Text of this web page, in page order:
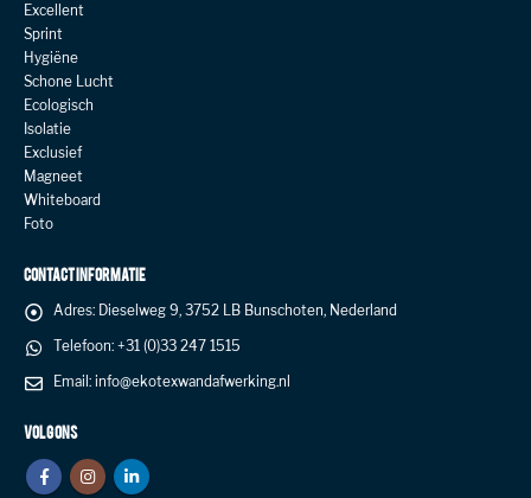
Excellent
Sprint
Hygiëne
Schone Lucht
Ecologisch
Isolatie
Exclusief
Magneet
Whiteboard
Foto
CONTACT INFORMATIE
Adres: Dieselweg 9, 3752 LB Bunschoten, Nederland
Telefoon: +31 (0)33 247 1515
Email: info@ekotexwandafwerking.nl
VOLG ONS